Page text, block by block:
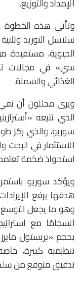
الإمداد والتوزيع.
وتأتي هذه الخطوة
سلاسل التوريد
الحيوية،
سي» في مجالات
الغذائي والسمنة.
ويرى محللون أن
الذي تتبعه
سوريو، والذي ركز
الاستثمار في البحث
استحواذ ضخمة
ويؤكد سوريو
وهو ما يجعل التوسع
انسجامًا مع
بحجم «بريستول
تنظيمية كبيرة،
تدقيق متوقع من